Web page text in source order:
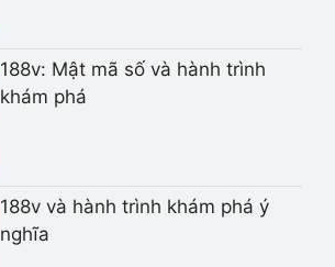
188v: Mật mã số và hành trình
khám phá
188v và hành trình khám phá ý
nghĩa